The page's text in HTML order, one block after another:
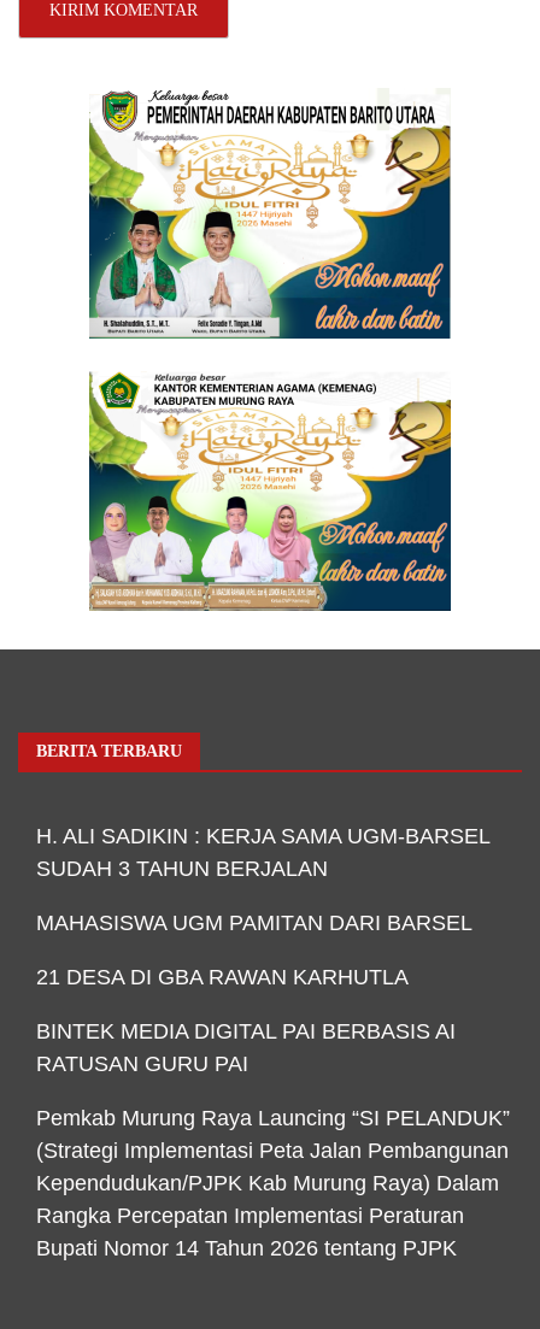
BERITA TERBARU
H. ALI SADIKIN : KERJA SAMA UGM-BARSEL
SUDAH 3 TAHUN BERJALAN
MAHASISWA UGM PAMITAN DARI BARSEL
21 DESA DI GBA RAWAN KARHUTLA
BINTEK MEDIA DIGITAL PAI BERBASIS AI
RATUSAN GURU PAI
Pemkab Murung Raya Launcing “SI PELANDUK”
(Strategi Implementasi Peta Jalan Pembangunan
Kependudukan/PJPK Kab Murung Raya) Dalam
Rangka Percepatan Implementasi Peraturan
Bupati Nomor 14 Tahun 2026 tentang PJPK